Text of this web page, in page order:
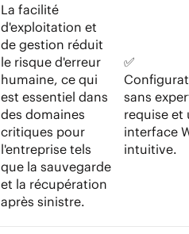
La facilité
d'exploitation et
de gestion réduit
le risque d'erreur
humaine, ce qui
est essentiel dans
des domaines
critiques pour
l'entreprise tels
que la sauvegarde
et la récupération
après sinistre.
✅
sans
requise et
interface
intuitive.